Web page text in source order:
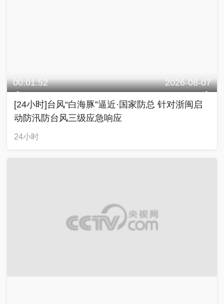
00:01:52 2026-08-07
[24小时]台风“白海豚”逼近·国家防总 针对浙闽启
动防汛防台风三级应急响应
24小时